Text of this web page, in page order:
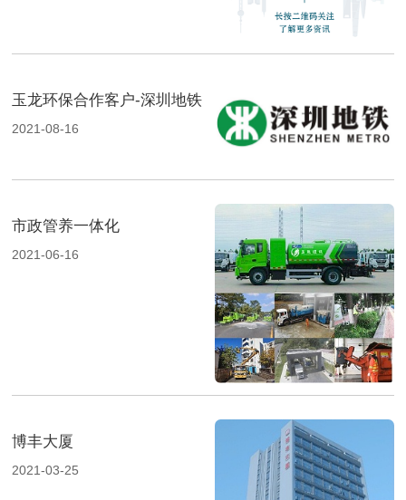
玉龙环保合作客户-深圳地铁
2021-08-16
市政管养一体化
2021-06-16
博丰大厦
2021-03-25